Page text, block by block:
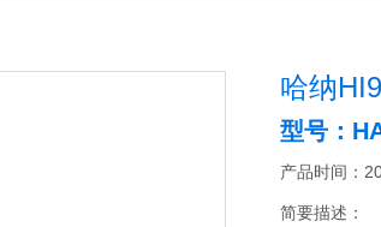
哈纳
型号：
产品时间：
简要描述：